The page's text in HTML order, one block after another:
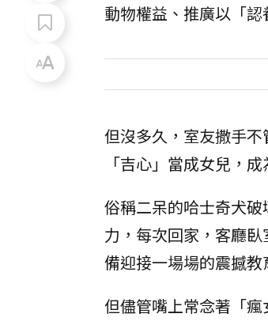
動物權益、推廣以「
但沒多久，室友撒手
「吉心」當成女兒，
俗稱二呆的哈士奇犬
力，每次回家，客廳
備迎接一場場的震撼教
但儘管嘴上常念著「